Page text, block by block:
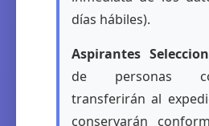
días hábiles).
Aspirantes
de personas
transferirán al
conservarán